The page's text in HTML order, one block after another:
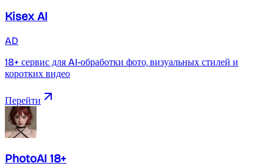
Kisex AI
AD
18+ сервис для AI-обработки фото, визуальных стилей и
коротких видео
Перейти
PhotoAI 18+